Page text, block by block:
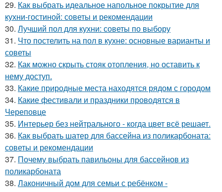
29. Как выбрать идеальное напольное покрытие для
кухни-гостиной: советы и рекомендации
30. Лучший пол для кухни: советы по выбору
31. Что постелить на пол в кухне: основные варианты и
советы
32. Как можно скрыть стояк отопления, но оставить к
нему доступ.
33. Какие природные места находятся рядом с городом
34. Какие фестивали и праздники проводятся в
Череповце
35. Интерьер без нейтрального - когда цвет всё решает.
36. Как выбрать шатер для бассейна из поликарбоната:
советы и рекомендации
37. Почему выбрать павильоны для бассейнов из
поликарбоната
38. Лаконичный дом для семьи с ребёнком -